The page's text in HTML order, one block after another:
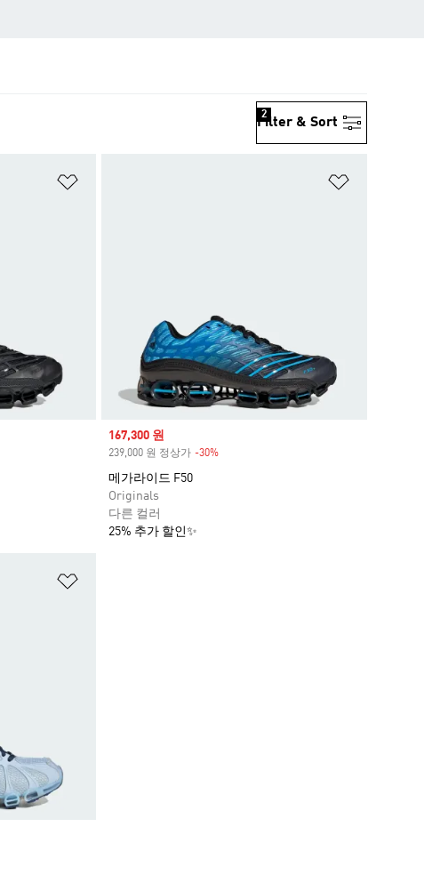
Filter & Sort
2
Sale price
167,300 원
239,000 원 정상가 -30%Discount
메가라이드 F50
Originals
다른 컬러
25% 추가 할인✨